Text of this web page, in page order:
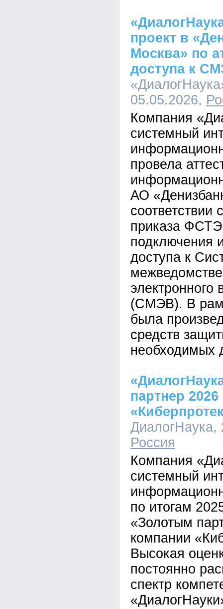
проект в
Москва» по
доступа к
05.05.2026,
Компания
системный
провела
АО
соответствии
приказа
подключения
доступа к
электронного
(СМЭВ). В
была
средств
необходимых
партнер
ДиалогНаука,
Россия
Компания
системный
по итогам
«Золотым
компании
Высокая
постоянно
спектр